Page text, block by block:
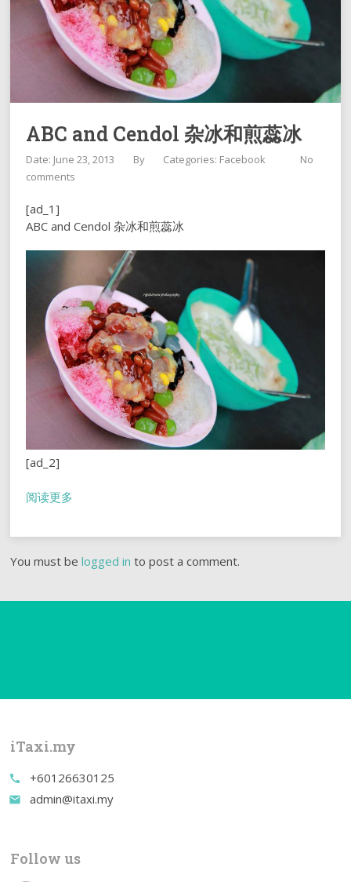
ABC and Cendol 杂冰和煎蕊冰
Date: June 23, 2013 By Categories: Facebook
No
comments
[ad_1]
ABC and Cendol 杂冰和煎蕊冰
[ad_2]
阅读更多
You must belogged in to post a comment.
iTaxi.my
call +60126630125
email admin@itaxi.my
Follow us